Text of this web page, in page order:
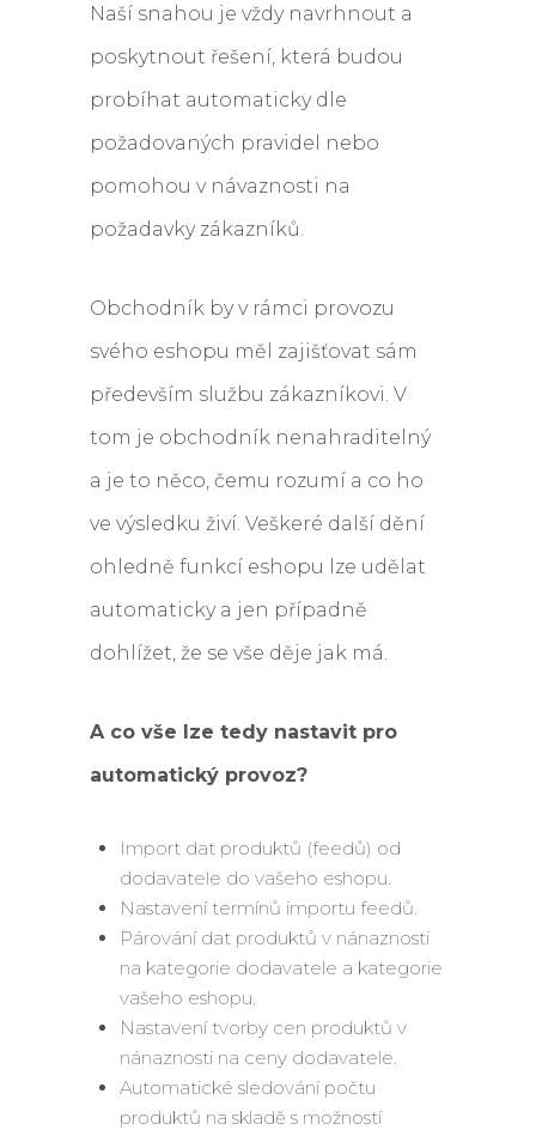
Naší snahou je vždy navrhnout a
poskytnout řešení, která budou
probíhat automaticky dle
požadovaných pravidel nebo
pomohou v návaznosti na
požadavky zákazníků.
Obchodník by v rámci provozu
svého eshopu měl zajišťovat sám
především službu zákazníkovi. V
tom je obchodník nenahraditelný
a je to něco, čemu rozumí a co ho
ve výsledku živí. Veškeré další dění
ohledně funkcí eshopu lze udělat
automaticky a jen případně
dohlížet, že se vše děje jak má.
A co vše lze tedy nastavit pro
automatický provoz?
Import dat produktů (feedů) od
dodavatele do vašeho eshopu.
Nastavení termínů importu feedů.
Párování dat produktů v nánaznosti
na kategorie dodavatele a kategorie
vašeho eshopu.
Nastavení tvorby cen produktů v
nánaznosti na ceny dodavatele.
Automatické sledování počtu
produktů na skladě s možností